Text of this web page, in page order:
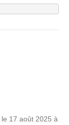
le 17 août 2025 à